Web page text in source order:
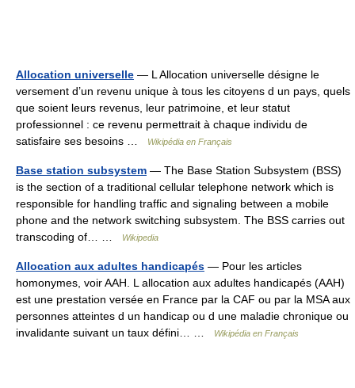
Allocation universelle — L Allocation universelle désigne le
versement d’un revenu unique à tous les citoyens d un pays, quels
que soient leurs revenus, leur patrimoine, et leur statut
professionnel : ce revenu permettrait à chaque individu de
satisfaire ses besoins …
Wikipédia en Français
Base station subsystem — The Base Station Subsystem (BSS)
is the section of a traditional cellular telephone network which is
responsible for handling traffic and signaling between a mobile
phone and the network switching subsystem. The BSS carries out
transcoding of… …
Wikipedia
Allocation aux adultes handicapés — Pour les articles
homonymes, voir AAH. L allocation aux adultes handicapés (AAH)
est une prestation versée en France par la CAF ou par la MSA aux
personnes atteintes d un handicap ou d une maladie chronique ou
invalidante suivant un taux défini… …
Wikipédia en Français